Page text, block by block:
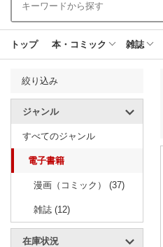
トップ 本・コミック 雑誌
絞り込み
ジャンル
すべてのジャンル
電子書籍
漫画（コミック） (37)
雑誌 (12)
在庫状況